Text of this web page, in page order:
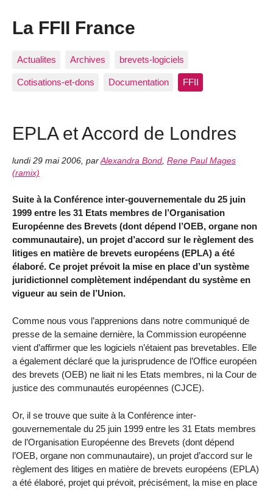
La FFII France
Actualites Archives brevets-logiciels
Cotisations-et-dons Documentation FFII
EPLA et Accord de Londres
lundi 29 mai 2006 par Alexandra Bond Rene Paul Mages
(ramix)
Suite à la Conférence inter-gouvernementale du 25 juin
1999 entre les 31 Etats membres de l’Organisation
Européenne des Brevets (dont dépend l’OEB, organe non
communautaire), un projet d’accord sur le règlement des
litiges en matière de brevets européens (EPLA) a été
élaboré. Ce projet prévoit la mise en place d’un système
juridictionnel complètement indépendant du système en
vigueur au sein de l’Union.
Comme nous vous l’apprenions dans notre communiqué de
presse de la semaine dernière, la Commission européenne
vient d’affirmer que les logiciels n’étaient pas brevetables. Elle
a également déclaré que la jurisprudence de l’Office européen
des brevets (OEB) ne liait ni les Etats membres, ni la Cour de
justice des communautés européennes (CJCE).
Or, il se trouve que suite à la Conférence inter-
gouvernementale du 25 juin 1999 entre les 31 Etats membres
de l’Organisation Européenne des Brevets (dont dépend
l’OEB, organe non communautaire), un projet d’accord sur le
règlement des litiges en matière de brevets européens (EPLA)
a été élaboré, projet qui prévoit, précisément, la mise en place